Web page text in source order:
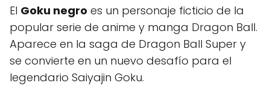
El Goku negro es un personaje ficticio de la
popular serie de anime y manga Dragon Ball.
Aparece en la saga de Dragon Ball Super y
se convierte en un nuevo desafío para el
legendario Saiyajin Goku.